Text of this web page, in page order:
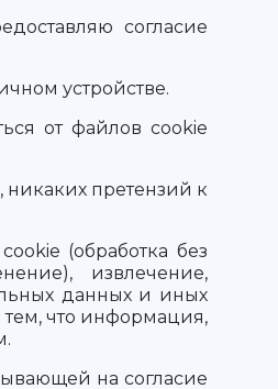
согласие
устройстве.
от файлов cookie
никаких претензий к
(обработка без
извлечение,
данных и иных
что информация,
на согласие